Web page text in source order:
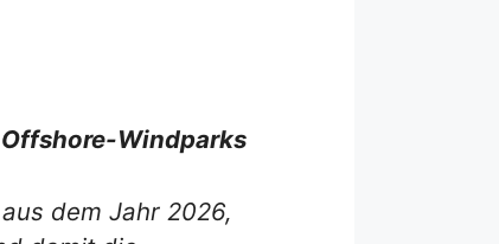
Windparks
dem Jahr 2026,